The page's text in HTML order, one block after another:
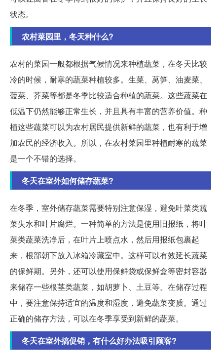
状态。
农村菜园里，冬天种什么?
农村的菜园一般都根据气候情况来种植蔬菜，在冬天比较
冷的时候，耐寒的蔬菜种植较多。生菜、莴笋、油麦菜、
菠菜、芥菜等都是冬季比较适合种植的蔬菜。这些蔬菜在
低温下仍然能够正常生长，并且具有丰富的营养价值。种
植这些蔬菜可以为农村居民提供新鲜的蔬菜，也有利于增
加农民的经济收入。所以，在农村菜园里种植耐寒的蔬菜
是一个不错的选择。
冬天在室外如何储存蔬菜?
在冬季，室外储存蔬菜需要特别注意保湿，避免叶菜类蔬
菜失水和叶片腐烂。一种简单的方法是使用旧报纸，将叶
菜类蔬菜洗净后，在叶片上喷点水，然后用报纸包裹起
来，根部朝下放入冰箱冷藏室中。这样可以有效延长蔬菜
的保鲜期。另外，还可以使用保鲜袋或保鲜盒等密封容器
来储存一些根茎类蔬菜，如胡萝卜、土豆等。在储存过程
中，要注意保持适宜的温度和湿度，避免蔬菜变质。通过
正确的储存方法，可以在冬季享受到新鲜的蔬菜。
冬天在室外搞促销，有什么好办法吸引顾客?